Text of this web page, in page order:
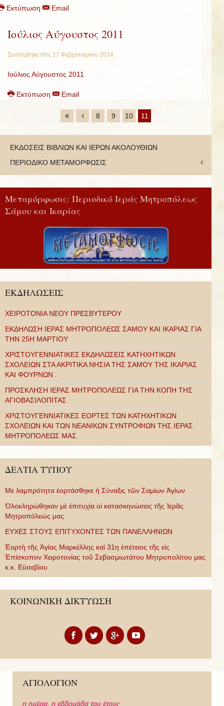
Εκτύπωση Email
Ιούλιος Αύγουστος 2011
Συντάχθηκε στις 17 Φεβρουαρίου 2014.
Ιούλιος Αύγουστος 2011
Εκτύπωση Email
8 9 10 11
ΕΚΔΟΣΕΙΣ ΒΙΒΛΙΩΝ ΚΑΙ ΙΕΡΩΝ ΑΚΟΛΟΥΘΙΩΝ
ΠΕΡΙΟΔΙΚΟ ΜΕΤΑΜΟΡΦΩΣΙΣ
Μεταμόρφωσις: Περιοδικό Ιεράς Μητροπόλεως
Σάμου και Ικαρίας
ΕΚΔΗΛΩΣΕΙΣ
ΧΕΙΡΟΤΟΝΙΑ ΝΕΟΥ ΠΡΕΣΒΥΤΕΡΟΥ
ΕΚΔΗΛΩΣΗ ΙΕΡΑΣ ΜΗΤΡΟΠΟΛΕΩΣ ΣΑΜΟΥ ΚΑΙ ΙΚΑΡΙΑΣ ΓΙΑ
ΤΗΝ 25Η ΜΑΡΤΙΟΥ
ΧΡΙΣΤΟΥΓΕΝΝΙΑΤΙΚΕΣ ΕΚΔΗΛΩΣΕΙΣ ΚΑΤΗΧΗΤΙΚΩΝ
ΣΧΟΛΕΙΩΝ ΣΤΑ ΑΚΡΙΤΙΚΑ ΝΗΣΙΑ ΤΗΣ ΣΑΜΟΥ ΤΗΣ ΙΚΑΡΙΑΣ
ΚΑΙ ΦΟΥΡΝΩΝ .
ΠΡΟΣΚΛΗΣΗ ΙΕΡΑΣ ΜΗΤΡΟΠΟΛΕΩΣ ΓΙΑ ΤΗΝ ΚΟΠΗ ΤΗΣ
ΑΓΙΟΒΑΣΙΛΟΠΙΤΑΣ
ΧΡΙΣΤΟΥΓΕΝΝΙΑΤΙΚΕΣ ΕΟΡΤΕΣ ΤΩΝ ΚΑΤΗΧΗΤΙΚΩΝ
ΣΧΟΛΕΙΩΝ ΚΑΙ ΤΩΝ ΝΕΑΝΙΚΩΝ ΣΥΝΤΡΟΦΙΩΝ ΤΗΣ ΙΕΡΑΣ
ΜΗΤΡΟΠΟΛΕΩΣ ΜΑΣ.
ΔΕΛΤΙΑ ΤΥΠΟΥ
Με λαμπρότητα ἑορτάσθηκε ἡ Σύναξις τῶν Σαμίων Ἁγίων
Ὁλοκληρώθηκαν μὲ ἐπιτυχία οἱ κατασκηνώσεις τῆς Ἱερᾶς
Μητροπόλεώς μας
ΕΥΧΕΣ ΣΤΟΥΣ ΕΠΙΤΥΧΟΝΤΕΣ ΤΩΝ ΠΑΝΕΛΛΗΝΙΩΝ
Ἑορτὴ τῆς Ἁγίας Μαρκέλλης καὶ 31η ἐπέτειος τῆς εἰς
Ἐπίσκοπον Χειροτονίας τοῦ Σεβασμιωτάτου Μητροπολίτου μας
κ.κ. Εὐσεβίου
ΚΟΙΝΩΝΙΚΗ ΔΙΚΤΥΩΣΗ
ΑΓΙΟΛΟΓΙΟΝ
η ημέρα, η εβδομάδα του έτους